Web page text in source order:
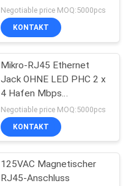
MIC3801D-5166
Negotiable price MOQ:5000pcs
KONTAKT
Mikro-RJ45 Ethernet
Jack OHNE LED PHC 2 x
4 Hafen Mbps
10/100/1000
Negotiable price MOQ:5000pcs
KONTAKT
125VAC Magnetischer
RJ45-Anschluss